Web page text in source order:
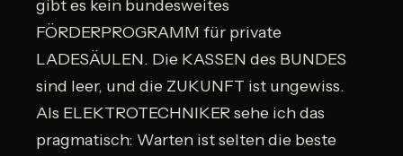
gibt es kein bundesweites
FÖRDERPROGRAMM für private
LADESÄULEN. Die KASSEN des BUNDES
sind leer, und die ZUKUNFT ist ungewiss.
Als ELEKTROTECHNIKER sehe ich das
pragmatisch: Warten ist selten die beste